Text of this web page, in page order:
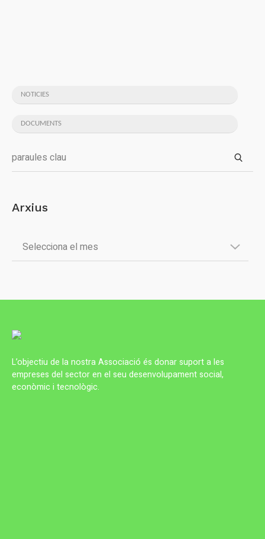
NOTICIES
DOCUMENTS
Arxius
L’objectiu de la nostra Associació és donar suport a les
empreses del sector en el seu desenvolupament social,
econòmic i tecnològic.